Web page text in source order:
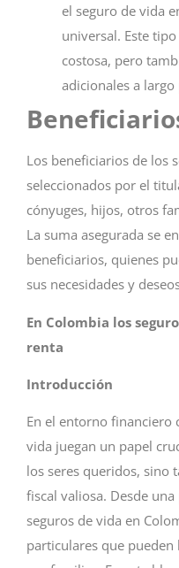
el seguro de vida
universal. Este
costosa, pero
adicionales a largo
Los beneficiarios de los
seleccionados por el
cónyuges, hijos, otros
La suma asegurada se
beneficiarios, quienes
sus necesidades y
En Colombia los
renta
Introducción
En el entorno financiero
vida juegan un papel
los seres queridos, sino
fiscal valiosa. Desde
seguros de vida en
particulares que pueden